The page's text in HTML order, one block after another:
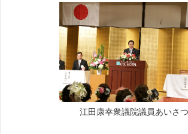
江田康幸衆議院議員あいさつ